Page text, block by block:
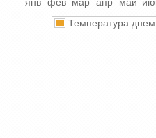
янв фев мар апр май
Температура